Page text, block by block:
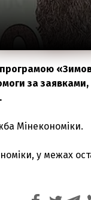
за
Мінекономіки.
у межах